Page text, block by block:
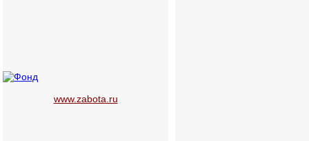
www.zabota.ru